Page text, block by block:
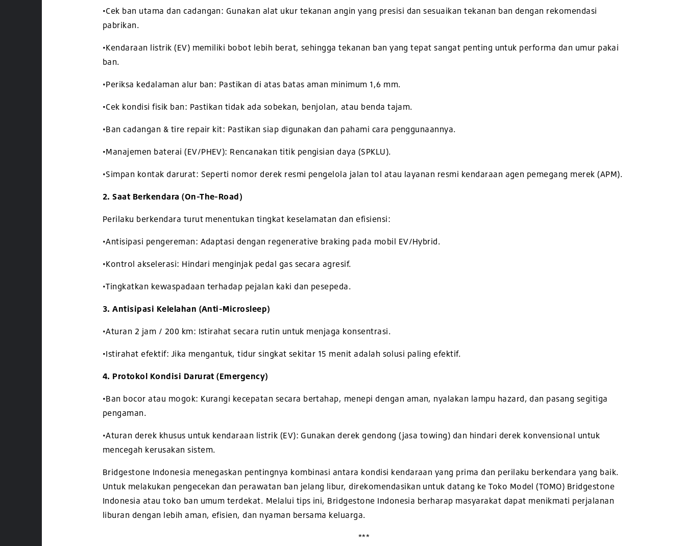
•Cek ban utama dan cadangan: Gunakan alat ukur tekanan angin yang presisi dan sesuaikan tekanan ban dengan rekomendasi
pabrikan.
•Kendaraan listrik (EV) memiliki bobot lebih berat, sehingga tekanan ban yang tepat sangat penting untuk performa dan umur pakai
ban.
•Periksa kedalaman alur ban: Pastikan di atas batas aman minimum 1,6 mm.
•Cek kondisi fisik ban: Pastikan tidak ada sobekan, benjolan, atau benda tajam.
•Ban cadangan & tire repair kit: Pastikan siap digunakan dan pahami cara penggunaannya.
•Manajemen baterai (EV/PHEV): Rencanakan titik pengisian daya (SPKLU).
•Simpan kontak darurat: Seperti nomor derek resmi pengelola jalan tol atau layanan resmi kendaraan agen pemegang merek (APM).
2. Saat Berkendara (On-The-Road)
Perilaku berkendara turut menentukan tingkat keselamatan dan efisiensi:
•Antisipasi pengereman: Adaptasi dengan regenerative braking pada mobil EV/Hybrid.
•Kontrol akselerasi: Hindari menginjak pedal gas secara agresif.
•Tingkatkan kewaspadaan terhadap pejalan kaki dan pesepeda.
3. Antisipasi Kelelahan (Anti-Microsleep)
•Aturan 2 jam / 200 km: Istirahat secara rutin untuk menjaga konsentrasi.
•Istirahat efektif: Jika mengantuk, tidur singkat sekitar 15 menit adalah solusi paling efektif.
4. Protokol Kondisi Darurat (Emergency)
•Ban bocor atau mogok: Kurangi kecepatan secara bertahap, menepi dengan aman, nyalakan lampu hazard, dan pasang segitiga
pengaman.
•Aturan derek khusus untuk kendaraan listrik (EV): Gunakan derek gendong (jasa towing) dan hindari derek konvensional untuk
mencegah kerusakan sistem.
Bridgestone Indonesia menegaskan pentingnya kombinasi antara kondisi kendaraan yang prima dan perilaku berkendara yang baik.
Untuk melakukan pengecekan dan perawatan ban jelang libur, direkomendasikan untuk datang ke Toko Model (TOMO) Bridgestone
Indonesia atau toko ban umum terdekat. Melalui tips ini, Bridgestone Indonesia berharap masyarakat dapat menikmati perjalanan
liburan dengan lebih aman, efisien, dan nyaman bersama keluarga.
***